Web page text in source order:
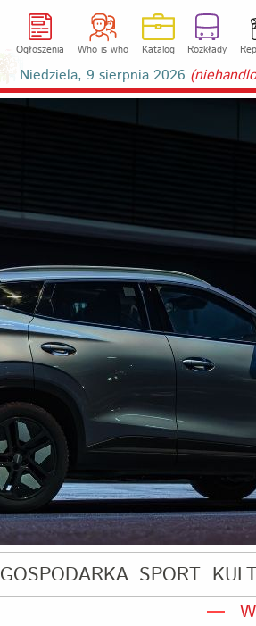
Ogłoszenia Who is who Katalog Rozkłady
Niedziela, 9 sierpnia 2026
GOSPODARKA SPORT